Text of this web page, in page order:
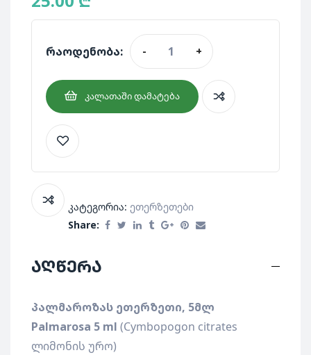
რაოდენობა: - +
ᲙᲐᲚᲐᲗᲐᲨᲘ ᲓᲐᲛᲐᲢᲔᲑᲐ
კატეგორია: Ეთერზეთები
Share:
აღწერა
პალმაროზას ეთერზეთი, 5მლ
Palmarosa 5 ml (Cymbopogon citrates
ლიმონის ურო)